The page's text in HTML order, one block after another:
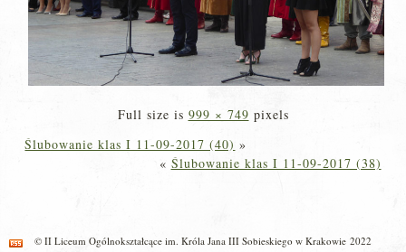
Full size is 999 × 749 pixels
Ślubowanie klas I 11-09-2017 (40) »
« Ślubowanie klas I 11-09-2017 (38)
© II Liceum Ogólnokształcące im. Króla Jana III Sobieskiego w Krakowie 2022